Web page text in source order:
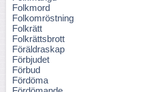
Folkmord
Folkomröstning
Folkrätt
Folkrättsbrott
Föräldraskap
Förbjudet
Förbud
Fördöma